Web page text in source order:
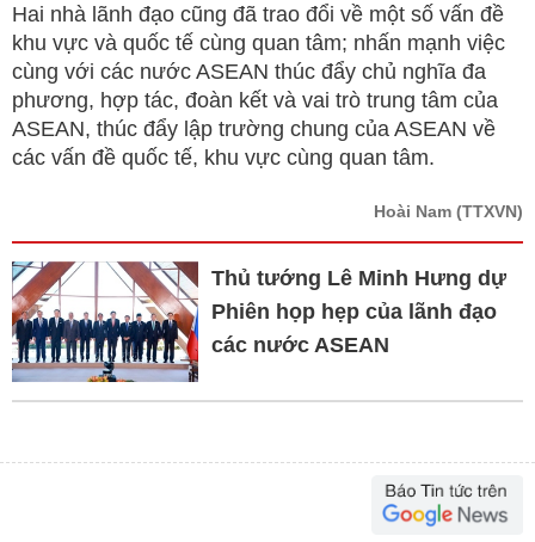
Hai nhà lãnh đạo cũng đã trao đổi về một số vấn đề
khu vực và quốc tế cùng quan tâm; nhấn mạnh việc
cùng với các nước ASEAN thúc đẩy chủ nghĩa đa
phương, hợp tác, đoàn kết và vai trò trung tâm của
ASEAN, thúc đẩy lập trường chung của ASEAN về
các vấn đề quốc tế, khu vực cùng quan tâm.
Hoài Nam (TTXVN)
Thủ tướng Lê Minh Hưng dự
Phiên họp hẹp của lãnh đạo
các nước ASEAN